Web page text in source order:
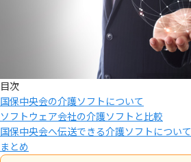
目次
国保中央会の介護ソフトについて
ソフトウェア会社の介護ソフトと比較
国保中央会へ伝送できる介護ソフトについて
まとめ